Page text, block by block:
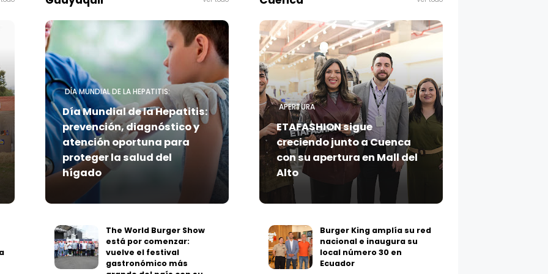
DÍA MUNDIAL DE LA HEPATITIS:
Día Mundial de la Hepatitis:
prevención, diagnóstico y
atención oportuna para
proteger la salud del
hígado
The World Burger Show
está por comenzar:
vuelve el festival
gastronómico más
APERTURA
ETAFASHION sigue
creciendo junto a Cuenca
con su apertura en Mall del
Alto
Burger King amplía su red
nacional e inaugura su
local número 30 en
Ecuador